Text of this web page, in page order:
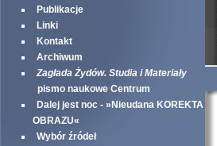
Publikacje
Linki
Kontakt
Archiwum
Zagłada Żydów. Studia i Materiały
pismo naukowe Centrum
Dalej jest noc - »Nieudana KOREKTA
OBRAZU«
Wybór źródeł